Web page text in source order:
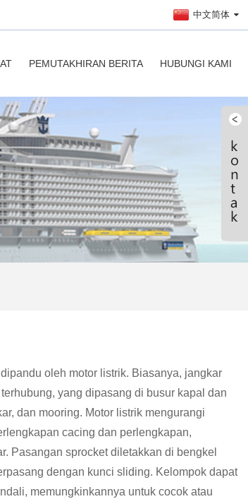
中文简体
PEMUTAKHIRAN BERITA HUBUNGI KAMI
oleh motor listrik. Biasanya, jangkar
yang dipasang di busur kapal dan
dan mooring. Motor listrik mengurangi
cacing dan perlengkapan,
Pasangan sprocket diletakkan di bengkel
dengan kunci sliding. Kelompok dapat
memungkinkannya untuk cocok atau